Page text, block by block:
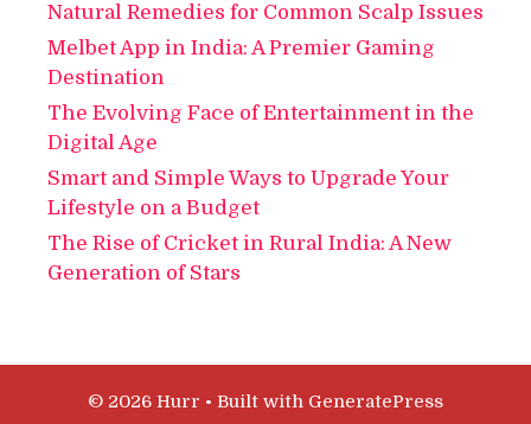
Natural Remedies for Common Scalp Issues
Melbet App in India: A Premier Gaming
Destination
The Evolving Face of Entertainment in the
Digital Age
Smart and Simple Ways to Upgrade Your
Lifestyle on a Budget
The Rise of Cricket in Rural India: A New
Generation of Stars
© 2026 Hurr • Built with GeneratePress